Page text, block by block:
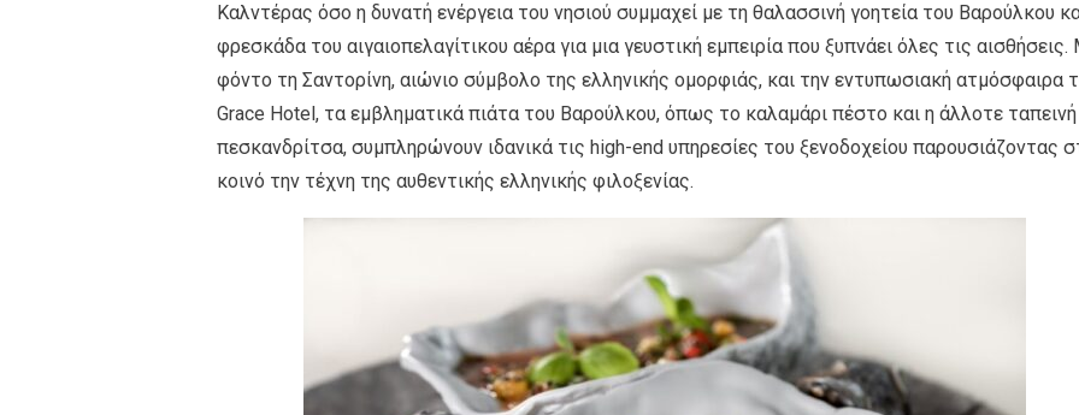
Καλντέρας όσο η δυνατή ενέργεια του νησιού συμμαχεί με τη θαλασσινή γοητεία του Βαρούλκου
φρεσκάδα του αιγαιοπελαγίτικου αέρα για μια γευστική εμπειρία που ξυπνάει όλες τις αισθήσεις.
φόντο τη Σαντορίνη, αιώνιο σύμβολο της ελληνικής ομορφιάς, και την εντυπωσιακή ατμόσφαιρα
Grace Hotel, τα εμβληματικά πιάτα του Βαρούλκου, όπως το καλαμάρι πέστο και η άλλοτε ταπεινή
πεσκανδρίτσα, συμπληρώνουν ιδανικά τις high-end υπηρεσίες του ξενοδοχείου παρουσιάζοντας
κοινό την τέχνη της αυθεντικής ελληνικής φιλοξενίας.